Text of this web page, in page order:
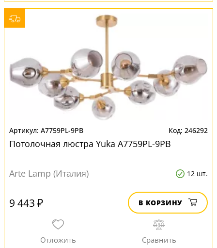
A7759PL-9PB 246292
Потолочная люстра Yuka A7759PL-9PB
Arte Lamp (Италия) 12 шт.
9 443 ₽ В КОРЗИНУ